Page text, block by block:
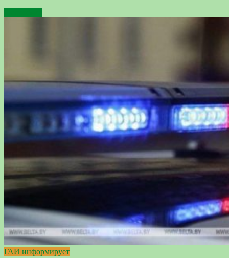
ГАИ информирует